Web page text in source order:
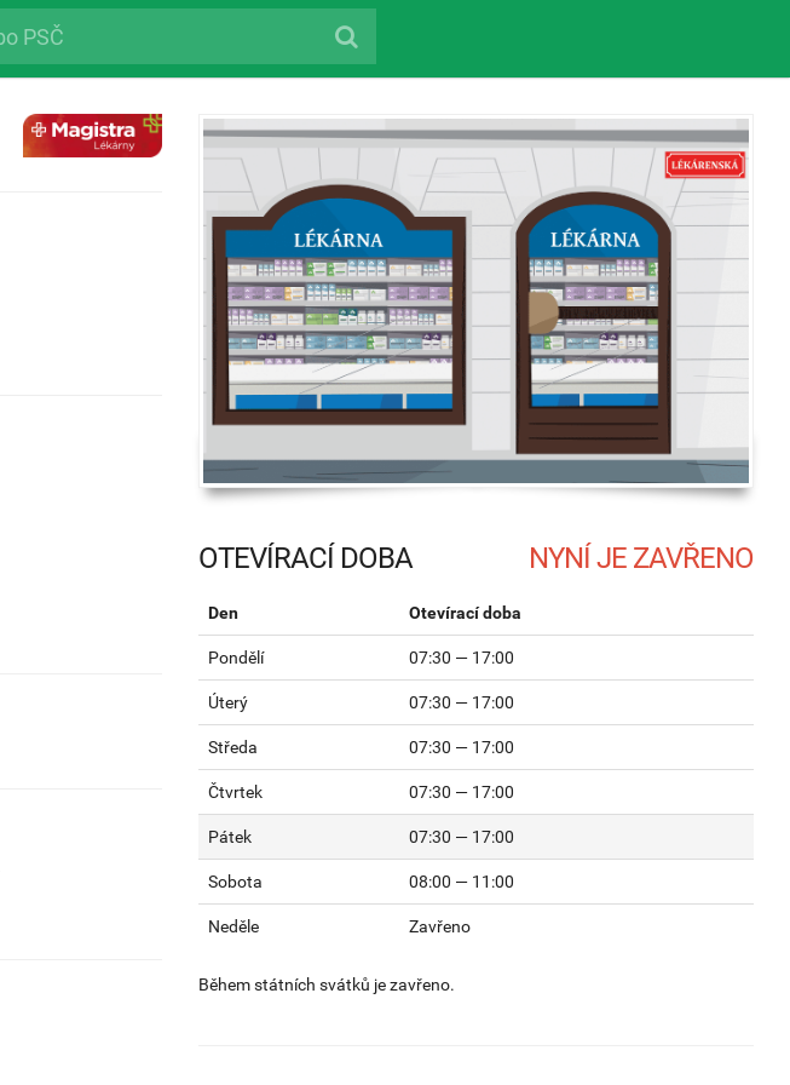
OTEVÍRACÍ DOBA
Den Otevírací doba
Pondělí 07:30 — 17:00
Úterý 07:30 — 17:00
Středa 07:30 — 17:00
Čtvrtek 07:30 — 17:00
Pátek 07:30 — 17:00
Sobota 08:00 — 11:00
Neděle Zavřeno
Během státních svátků je zavřeno.